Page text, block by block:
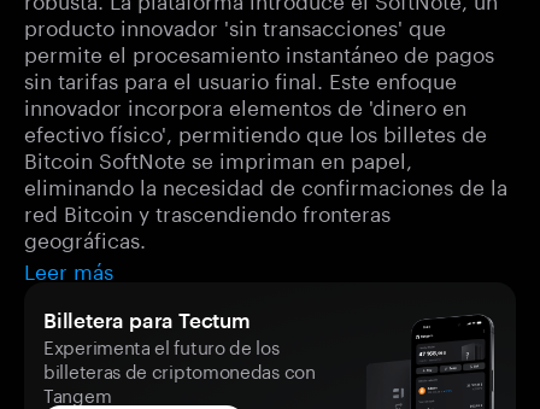
producto innovador 'sin transacciones' que
permite el procesamiento instantáneo de pagos
sin tarifas para el usuario final. Este enfoque
innovador incorpora elementos de 'dinero en
efectivo físico', permitiendo que los billetes de
Bitcoin SoftNote se impriman en papel,
eliminando la necesidad de confirmaciones de la
red Bitcoin y trascendiendo fronteras
geográficas.
Leer más
Billetera para Tectum
Experimenta el futuro de los
billeteras de criptomonedas con
Tangem